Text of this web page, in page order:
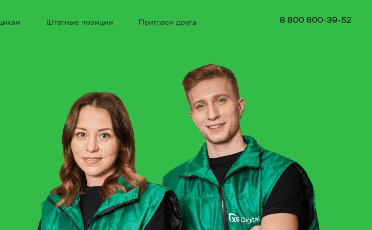
Штатные позиции Пригласи друга 8 800 600-39-52